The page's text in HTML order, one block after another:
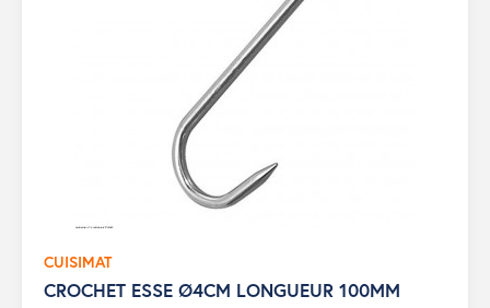
CUISIMAT
CROCHET ESSE Ø4CM LONGUEUR 100MM